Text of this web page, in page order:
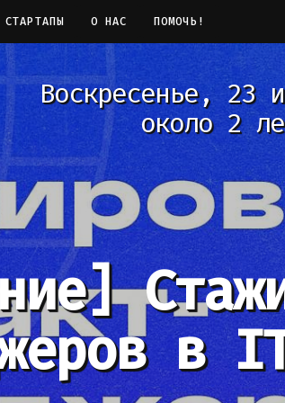
СТАРТАПЫ О НАС ПОМОЧЬ!
Воскресенье, 23
около 2
в